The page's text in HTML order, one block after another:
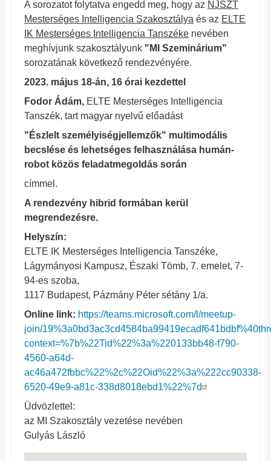
A sorozatot folytatva engedd meg, hogy az NJSZT
Mesterséges Intelligencia Szakosztálya és az ELTE
IK Mesterséges Intelligencia Tanszéke nevében
meghívjunk szakosztályunk "MI Szeminárium"
sorozatának következő rendezvényére.
2023. május 18-án, 16 órai kezdettel
Fodor Ádám, ELTE Mesterséges Intelligencia
Tanszék, tart magyar nyelvű előadást
"Észlelt személyiségjellemzők" multimodális
becslése és lehetséges felhasználása humán-
robot közös feladatmegoldás során
címmel.
A rendezvény hibrid formában kerül
megrendezésre.
Helyszín:
ELTE IK Mesterséges Intelligencia Tanszéke,
Lágymányosi Kampusz, Északi Tömb, 7. emelet, 7-
94-es szoba,
1117 Budapest, Pázmány Péter sétány 1/a.
Online link: https://teams.microsoft.com/l/meetup-
join/
context=%7b%22Tid%22%3a%220133bb48-f790-
4560-a64d-
ac46a472fbbc%22%2c%22Oid%22%3a%222cc90338-
6520-49e9-a81c-338d8018ebd1%22%7d
Üdvözlettel:
az MI Szakosztály vezetése nevében
Gulyás László